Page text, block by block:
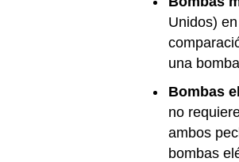
Unidos)
una
Bombas
no
ambos
bombas